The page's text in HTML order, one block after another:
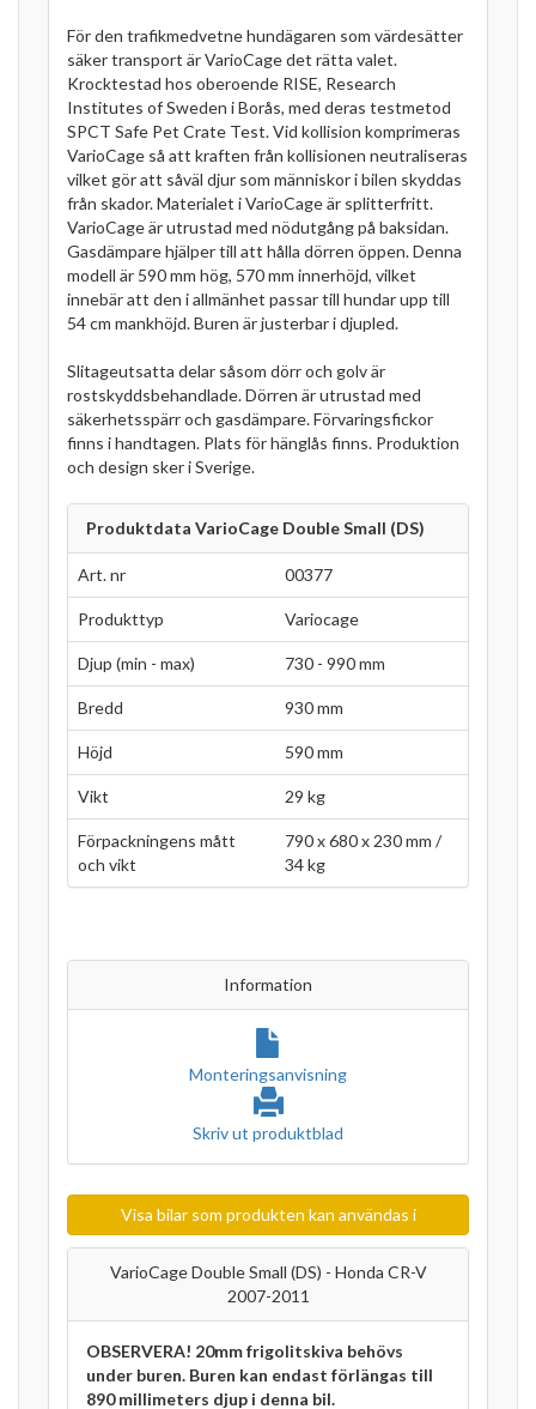
För den trafikmedvetne hundägaren som värdesätter
säker transport är VarioCage det rätta valet.
Krocktestad hos oberoende RISE, Research
Institutes of Sweden i Borås, med deras testmetod
SPCT Safe Pet Crate Test. Vid kollision komprimeras
VarioCage så att kraften från kollisionen neutraliseras
vilket gör att såväl djur som människor i bilen skyddas
från skador. Materialet i VarioCage är splitterfritt.
VarioCage är utrustad med nödutgång på baksidan.
Gasdämpare hjälper till att hålla dörren öppen. Denna
modell är 590 mm hög, 570 mm innerhöjd, vilket
innebär att den i allmänhet passar till hundar upp till
54 cm mankhöjd. Buren är justerbar i djupled.
Slitageutsatta delar såsom dörr och golv är
rostskyddsbehandlade. Dörren är utrustad med
säkerhetsspärr och gasdämpare. Förvaringsfickor
finns i handtagen. Plats för hänglås finns. Produktion
och design sker i Sverige.
Produktdata VarioCage Double Small (DS)
Art. nr 00377
Produkttyp Variocage
Djup (min - max) 730 - 990 mm
Bredd 930 mm
Höjd 590 mm
Vikt 29 kg
Förpackningens mått
och vikt
790 x 680 x 230 mm /
34 kg
Information
Monteringsanvisning
Skriv ut produktblad
Visa bilar som produkten kan användas i
VarioCage Double Small (DS) - Honda CR-V
2007-2011
OBSERVERA! 20mm frigolitskiva behövs
under buren. Buren kan endast förlängas till
890 millimeters djup i denna bil.